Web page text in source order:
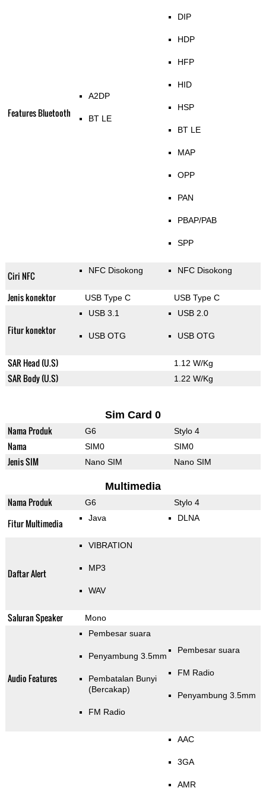
Features Bluetooth
A2DP
BT LE
DIP
HDP
HFP
HID
HSP
BT LE
MAP
OPP
PAN
PBAP/PAB
SPP
Ciri NFC NFC Disokong NFC Disokong
Jenis konektor USB Type C USB Type C
Fitur konektor
USB 3.1
USB OTG
USB 2.0
USB OTG
SAR Head (U.S) 1.12 W/Kg
SAR Body (U.S) 1.22 W/Kg
Sim Card 0
Nama Produk G6 Stylo 4
Nama SIM0 SIM0
Jenis SIM Nano SIM Nano SIM
Multimedia
Nama Produk G6 Stylo 4
Fitur Multimedia Java DLNA
Daftar Alert
VIBRATION
MP3
WAV
Saluran Speaker Mono
Audio Features
Pembesar suara
Penyambung 3.5mm
Pembatalan Bunyi
(Bercakap)
FM Radio
Pembesar suara
FM Radio
Penyambung 3.5mm
AAC
3GA
AMR